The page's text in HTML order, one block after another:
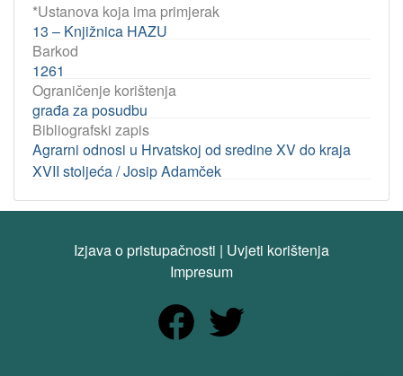
*Ustanova koja ima primjerak
13 – Knjižnica HAZU
Barkod
1261
Ograničenje korištenja
građa za posudbu
Bibliografski zapis
Agrarni odnosi u Hrvatskoj od sredine XV do kraja
XVII stoljeća / Josip Adamček
Izjava o pristupačnosti | Uvjeti korištenja
Impresum